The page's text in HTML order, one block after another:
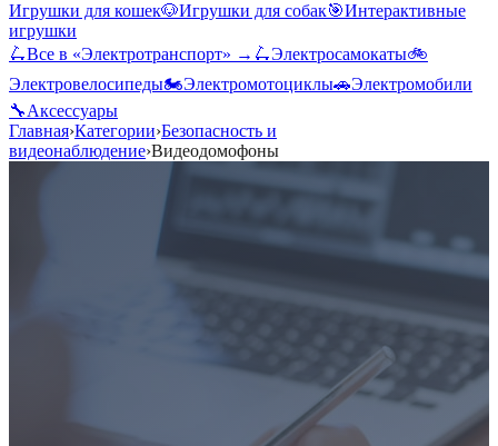
Игрушки для кошек🐶Игрушки для собак🎯Интерактивные
игрушки
🛴Все в «Электротранспорт» → 🛴Электросамокаты🚲
Электровелосипеды🏍️Электромотоциклы🚗Электромобили
🔧Аксессуары
Главная›Категории›Безопасность и
видеонаблюдение›Видеодомофоны